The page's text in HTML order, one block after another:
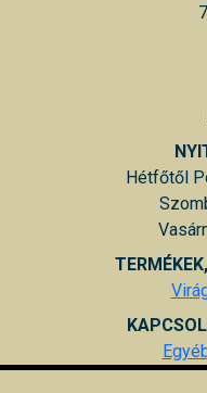
Hétfőtől